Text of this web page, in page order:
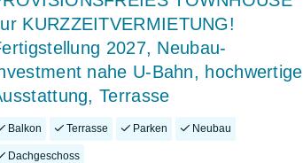
KURZZEITVERMIETUNG!
2027, Neubau-
nahe U-Bahn, hochwertige
Terrasse
Balkon Terrasse Parken Neubau
Dachgeschoss